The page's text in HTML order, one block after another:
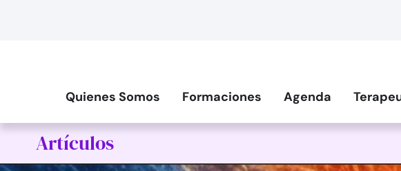
Quienes Somos Formaciones Agenda
Artículos